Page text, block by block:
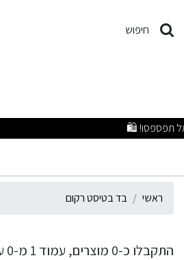
בד בטיסט רקום
חיפוש
ראשי בד בטיסט רקום
התקבלו כ-0 מוצרים, עמוד 1 מ-0 עמודים